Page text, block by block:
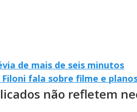
de mais de seis minutos
fala sobre filme e
não refletem